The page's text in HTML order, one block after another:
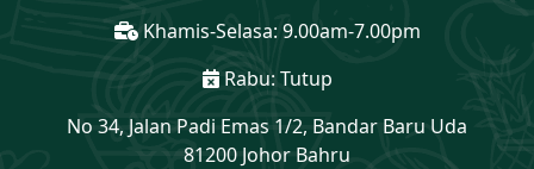
Khamis-Selasa: 9.00am-7.00pm
Rabu: Tutup
No 34, Jalan Padi Emas 1/2, Bandar Baru Uda
81200 Johor Bahru